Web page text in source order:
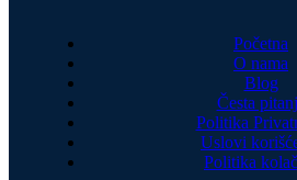
Početna
O nama
Blog
Česta
Politika
Uslovi
Politika